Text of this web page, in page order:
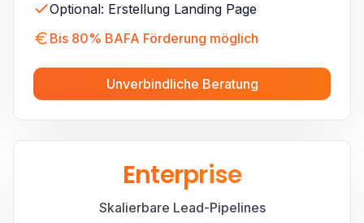
Optional: Erstellung Landing Page
Bis 80% BAFA Förderung möglich
Unverbindliche Beratung
Enterprise
Skalierbare Lead-Pipelines